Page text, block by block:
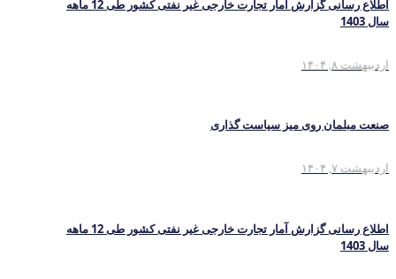
اطلاع رسانی گزارش آمار تجارت خارجی غیر نفتی کشور طی 12 ماهه
سال 1403
اردیبهشت ۸, ۱۴۰۴
صنعت مبلمان روی میز سیاست گذاری
اردیبهشت ۷, ۱۴۰۴
اطلاع رسانی گزارش آمار تجارت خارجی غیر نفتی کشور طی 12 ماهه
سال 1403